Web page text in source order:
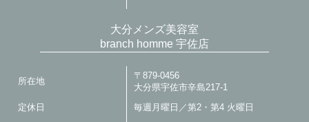
大分メンズ美容室
branch homme 宇佐店
所在地
〒879-0456
大分県宇佐市辛島217-1
定休日 毎週月曜日／第2・第4 火曜日